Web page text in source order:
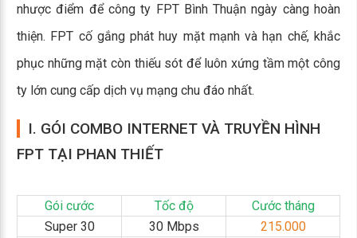
nhược điểm để công ty FPT Bình Thuận ngày càng hoàn
thiện. FPT cố gắng phát huy mặt mạnh và hạn chế, khắc
phục những mặt còn thiếu sót để luôn xứng tầm một công
ty lớn cung cấp dịch vụ mạng chu đáo nhất.
I. GÓI COMBO INTERNET VÀ TRUYỀN HÌNH
FPT TẠI PHAN THIẾT
Gói cước Tốc độ
Cước tháng
Super 30
30 Mbps
215.000